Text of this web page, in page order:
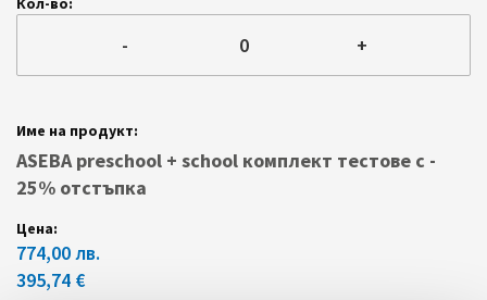
- +
ASEBA preschool + school комплект тестове с -
25% oтстъпка
774,00 лв.
395,74 €